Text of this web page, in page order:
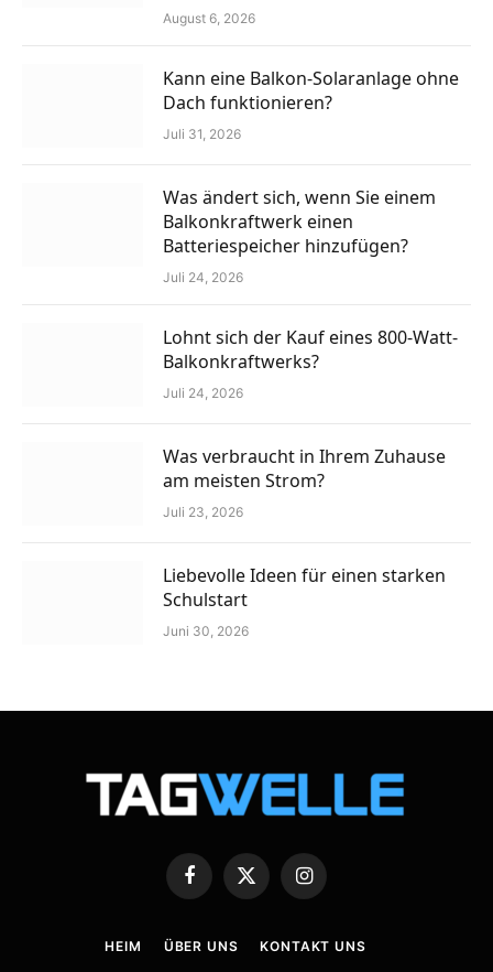
August 6, 2026
Kann eine Balkon-Solaranlage ohne
Dach funktionieren?
Juli 31, 2026
Was ändert sich, wenn Sie einem
Balkonkraftwerk einen
Batteriespeicher hinzufügen?
Juli 24, 2026
Lohnt sich der Kauf eines 800-Watt-
Balkonkraftwerks?
Juli 24, 2026
Was verbraucht in Ihrem Zuhause
am meisten Strom?
Juli 23, 2026
Liebevolle Ideen für einen starken
Schulstart
Juni 30, 2026
Facebook
X
(Twitter)
Instagram
HEIM ÜBER UNS
KONTAKT UNS